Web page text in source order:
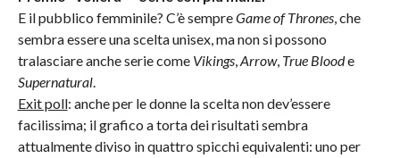
E il pubblico femminile? C’è sempreGame of Thrones, che
sembra essere una scelta unisex, ma non si possono
tralasciare anche serie come Vikings,Arrow, True Bloode
Supernatural.
Exit poll: anche per le donne la scelta non dev’essere
facilissima; il grafico a torta dei risultati sembra
attualmente diviso in quattro spicchi equivalenti: uno per